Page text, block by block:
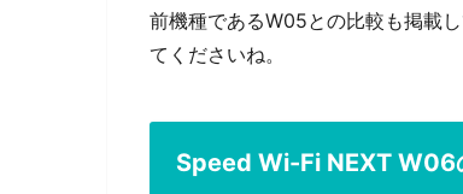
前機種であるW05との比較も掲載
てくださいね。
Speed Wi-Fi NEXT W06